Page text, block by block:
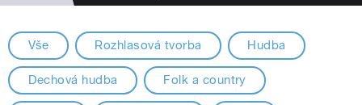
Vše Rozhlasová tvorba Hudba
Dechová hudba Folk a country